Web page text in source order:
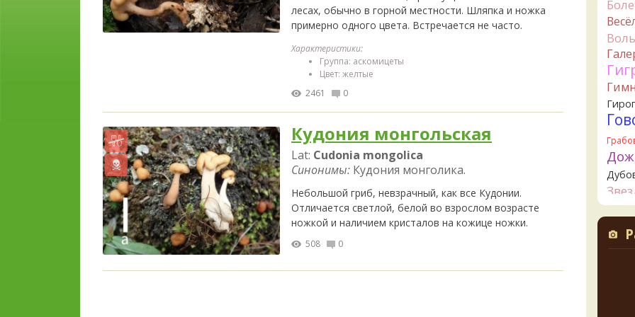
лесах, обычно в горной местности. Шляпка и ножка
примерно одного цвета. Встречается не часто.
Характеристики:
Группа: аскомицеты
Цвет: желтые
2461
0
Кудония монгольская
Lat: Cudonia mongolica
Синонимы: Кудония монголика.
Небольшой гриб, невзрачный, как все Кудонии.
Отличается светлой, белой во взрослом возрасте
ножкой и наличием кристалов на кожице ножки.
508 0
4 часа
4 часа
вид
8 часов
12
12